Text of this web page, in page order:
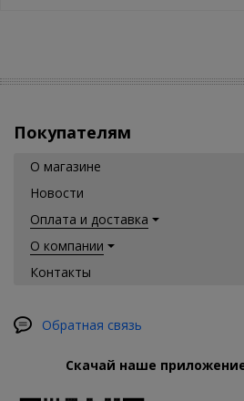
Покупателям
О магазине
Новости
Оплата и доставка
О компании
Контакты
Обратная связь
Скачай наше